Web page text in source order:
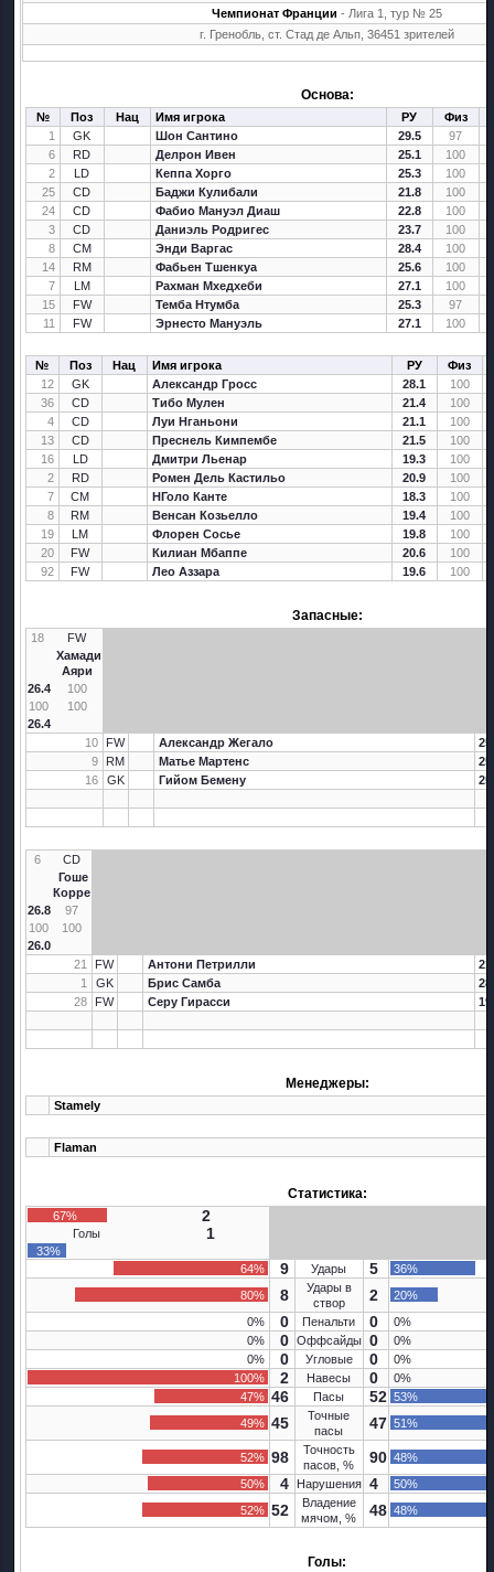
Чемпионат Франции - Лига 1, тур № 25
г. Гренобль, ст. Стад де Альп, 36451 зрителей
Основа:
№ Поз Нац Имя игрока РУ Физ
1
GK Шон Сантино 29.5
97
6
RD Делрон Ивен 25.1
100
2
LD Кеппа Хорго 25.3
100
25
CD Баджи Кулибали 21.8
100
24
CD Фабио Мануэл Диаш 22.8
100
3
CD Даниэль Родригес 23.7
100
8
CM Энди Варгас 28.4
100
14
RM Фабьен Тшенкуа 25.6
100
7
LM Рахман Мхедхеби 27.1
100
15
FW Темба Нтумба 25.3
97
11
FW Эрнесто Мануэль 27.1 100
№ Поз Нац Имя игрока РУ
Физ
12
GK Александр Гросс 28.1
100
36
CD Тибо Мулен 21.4
100
4
CD Луи Нганьони 21.1
100
13
CD Преснель Кимпембе 21.5
100
16
LD Дмитри Льенар 19.3
100
2
RD Ромен Дель Кастильо 20.9
100
7
CM НГоло Канте 18.3
100
8
RM Венсан Козьелло 19.4
100
19
LM Флорен Сосье 19.8
100
20
FW Килиан Мбаппе 20.6
100
92
FW Лео Аззара 19.6 100
Запасные:
18
FW
Хамади
Аяри
26.4
100
100
100
26.4
10
FW Александр Жегало
9
RM Матье Мартенс
16
GK Гийом Бемену
6
CD
Гоше
Корре
26.8
97
100
100
26.0
21
FW Антони Петрилли
1
GK Брис Самба
28
FW Серу Гирасси
Менеджеры:
Stamely
Flaman
Статистика:
67% 2
Голы 1
33%
64%
9 Удары 5
36%
80%
8
Удары в
створ
2
20%
0%
0 Пенальти 0
0%
0%
0 Оффсайды 0
0%
0%
0 Угловые 0
0%
100%
2 Навесы 0
0%
47% 46 Пасы 52 53%
49% 45
Точные
пасы
47 51%
52% 98
Точность
пасов, %
90 48%
50%
4 Нарушения 4
50%
52% 52
Владение
мячом, %
48 48%
Голы: